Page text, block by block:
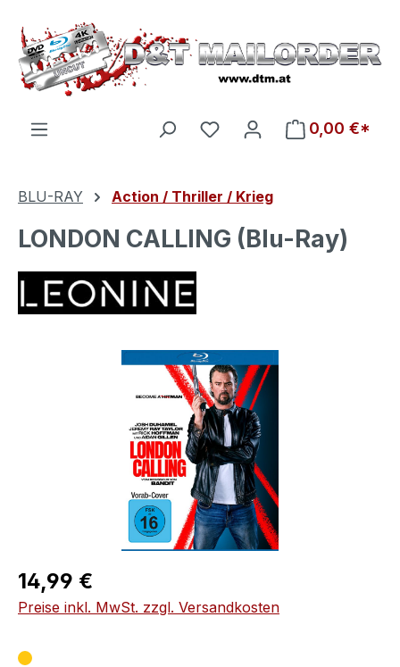
Zum Hauptinhalt springen
Du hast 0 Produkte auf
0,00 €*
BLU-RAY Action / Thriller / Krieg
LONDON CALLING (Blu-Ray)
Bildergalerie überspringen
Regulärer Preis:
14,99 €
Preise inkl. MwSt. zzgl. Versandkosten